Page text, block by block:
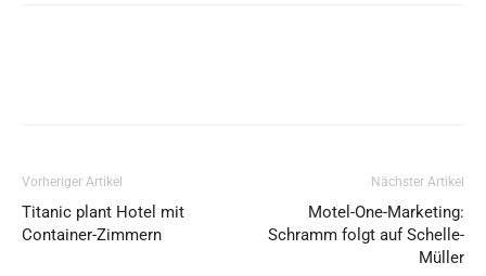
Vorheriger Artikel
Titanic plant Hotel mit
Container-Zimmern
Nächster Artikel
Motel-One-Marketing:
Schramm folgt auf Schelle-
Müller